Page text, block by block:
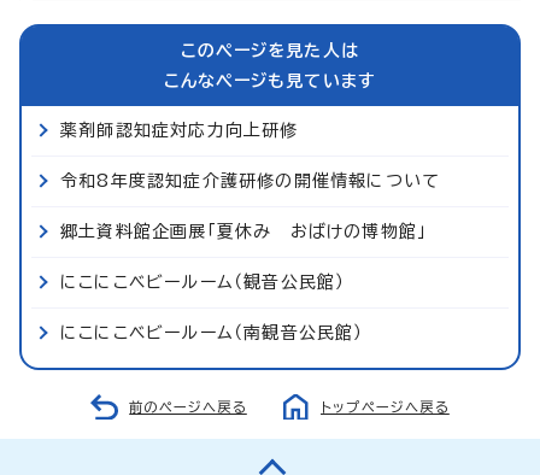
このページを見た人は
こんなページも見ています
薬剤師認知症対応力向上研修
令和8年度認知症介護研修の開催情報について
郷土資料館企画展「夏休み おばけの博物館」
にこにこベビールーム（観音公民館）
にこにこベビールーム（南観音公民館）
前のページへ戻る トップページへ戻る